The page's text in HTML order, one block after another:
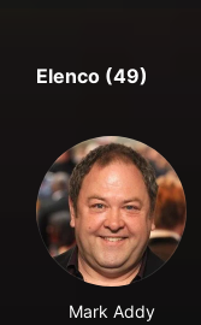
Elenco (49)
Mark Addy